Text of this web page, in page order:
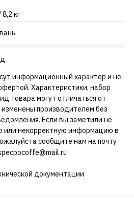
8,2 кг
информационный характер и не
Характеристики, набор
товара могут отличаться от
производителем без
Если вы заметили не
или некорректную информацию в
сообщите нам на почту
документации